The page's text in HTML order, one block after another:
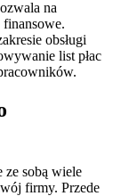
na
obsługi
list płac
sobą wiele
firmy. Przede